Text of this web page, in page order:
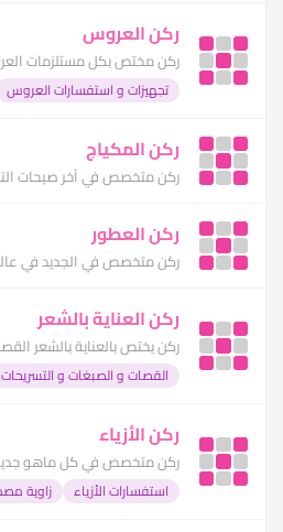
ركن العروس
ركن مختص بكل مستلزمات
تجهيزات و استفسارات العروس
ركن المكياج
ركن متخصص في آخر صيحات
ركن العطور
ركن متخصص في الجديد في
ركن العناية بالشعر
ركن يختص بالعناية بالشعر
القصات و الصبغات و التسريحات
ركن الأزياء
ركن متخصص في كل ماهو جديد
استفسارات الأزياء زاوية